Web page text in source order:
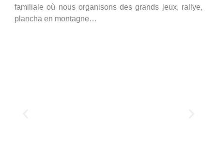
familiale où nous organisons des grands jeux, rallye,
plancha en montagne…